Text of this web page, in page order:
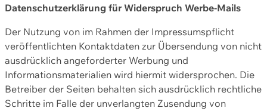
Datenschutzerklärung für Widerspruch Werbe-Mails
Der Nutzung von im Rahmen der Impressumspflicht
veröffentlichten Kontaktdaten zur Übersendung von nicht
ausdrücklich angeforderter Werbung und
Informationsmaterialien wird hiermit widersprochen. Die
Betreiber der Seiten behalten sich ausdrücklich rechtliche
Schritte im Falle der unverlangten Zusendung von